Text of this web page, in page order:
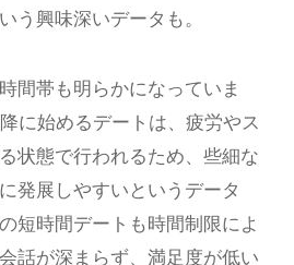
う興味深いデータも。
間帯も明らかになっていま
に始めるデートは、疲労やス
状態で行われるため、些細な
発展しやすいというデータ
短時間デートも時間制限によ
話が深まらず、満足度が低い